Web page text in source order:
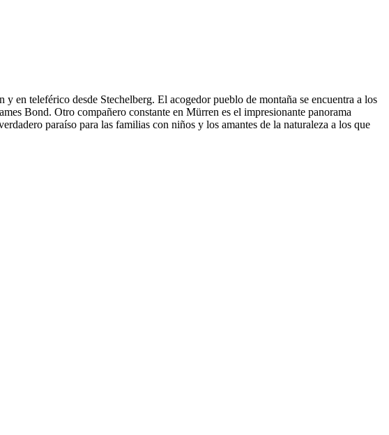
en teleférico desde Stechelberg. El acogedor pueblo de montaña se encuentra a los
Bond. Otro compañero constante en Mürren es el impresionante panorama
paraíso para las familias con niños y los amantes de la naturaleza a los que